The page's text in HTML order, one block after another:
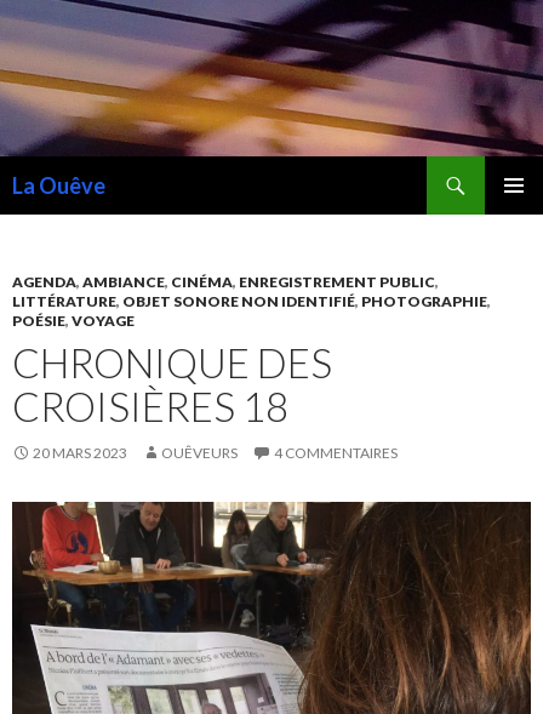
La Ouêve
AGENDA, AMBIANCE, CINÉMA, ENREGISTREMENT PUBLIC,
LITTÉRATURE, OBJET SONORE NON IDENTIFIÉ, PHOTOGRAPHIE,
POÉSIE, VOYAGE
CHRONIQUE DES
CROISIÈRES 18
20 MARS 2023 OUÊVEURS 4 COMMENTAIRES